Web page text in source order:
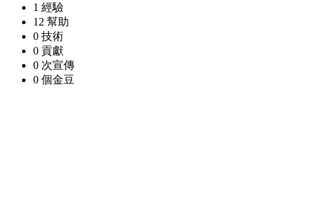
1 經驗
12 幫助
0 技術
0 貢獻
0 次宣傳
0 個金豆